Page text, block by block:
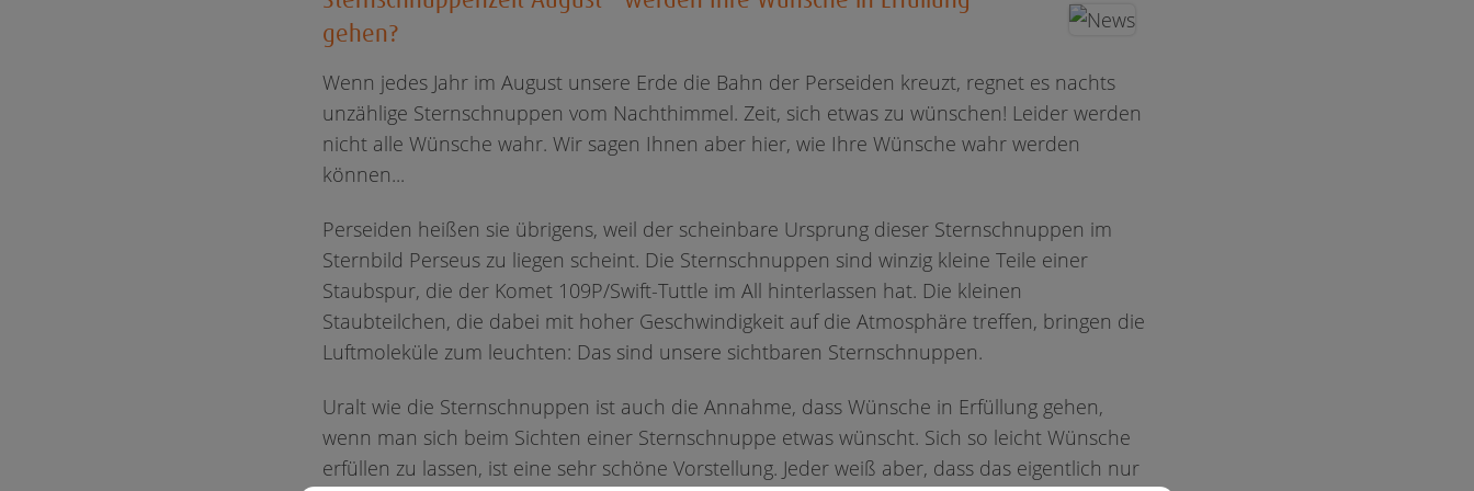
gehen?
Wenn jedes Jahr im August unsere Erde die Bahn der Perseiden kreuzt, regnet es nachts
unzählige Sternschnuppen vom Nachthimmel. Zeit, sich etwas zu wünschen! Leider werden
nicht alle Wünsche wahr. Wir sagen Ihnen aber hier, wie Ihre Wünsche wahr werden
können...
Perseiden heißen sie übrigens, weil der scheinbare Ursprung dieser Sternschnuppen im
Sternbild Perseus zu liegen scheint. Die Sternschnuppen sind winzig kleine Teile einer
Staubspur, die der Komet 109P/Swift-Tuttle im All hinterlassen hat. Die kleinen
Staubteilchen, die dabei mit hoher Geschwindigkeit auf die Atmosphäre treffen, bringen die
Luftmoleküle zum leuchten: Das sind unsere sichtbaren Sternschnuppen.
Uralt wie die Sternschnuppen ist auch die Annahme, dass Wünsche in Erfüllung gehen,
wenn man sich beim Sichten einer Sternschnuppe etwas wünscht. Sich so leicht Wünsche
erfüllen zu lassen, ist eine sehr schöne Vorstellung. Jeder weiß aber, dass das eigentlich nur